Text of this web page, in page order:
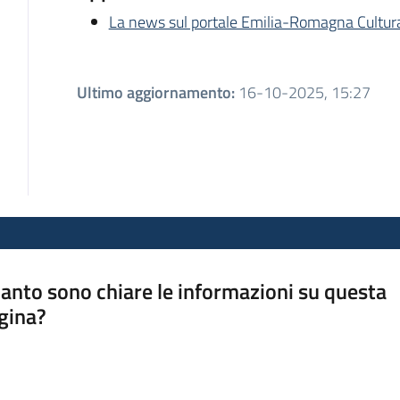
La news sul portale Emilia-Romagna
Ultimo aggiornamento: 16-10-2025, 15:27
sono chiare le informazioni su questa